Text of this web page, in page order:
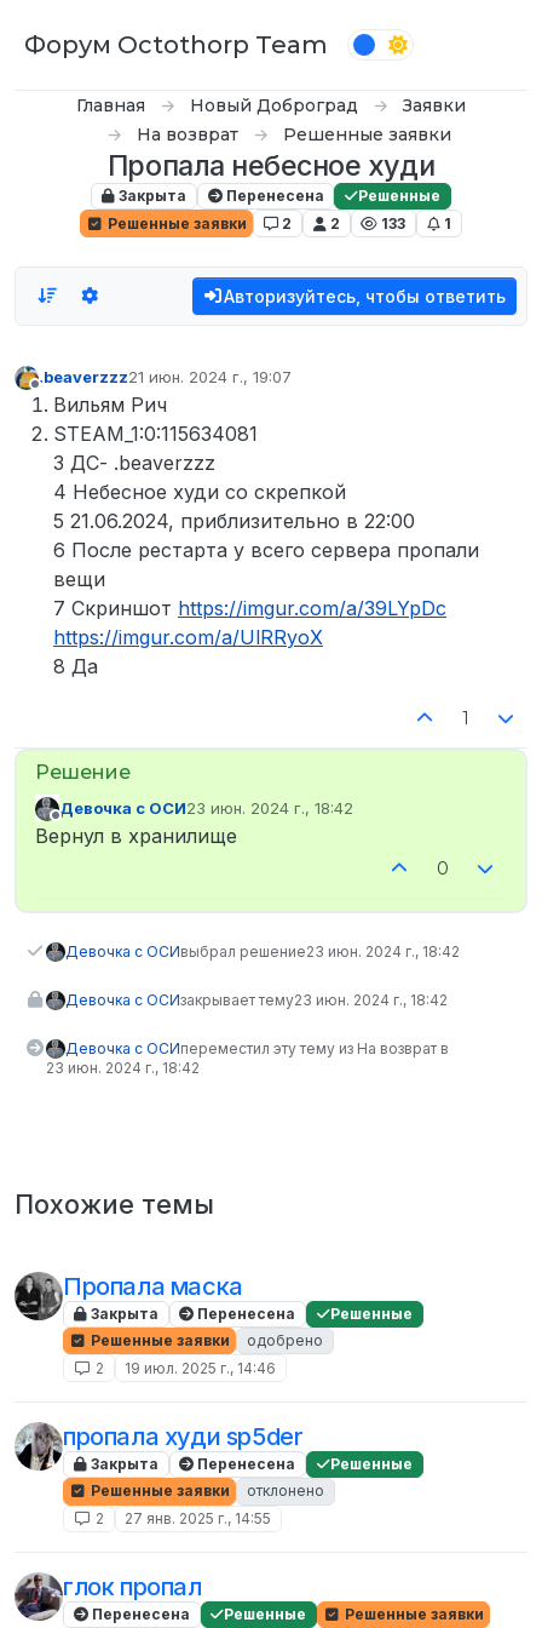
Форум Octothorp Team
Главная Новый Доброград
Заявки
На возврат
Решенные заявки
Пропала небесное худи
Закрыта Перенесена
Решенные
Решенные заявки
2 2 133 1
Авторизуйтесь, чтобы ответить
Не в сети
.beaverzzz21 июн. 2024 г., 19:07
отредактировано
Вильям Рич
STEAM_1:0:115634081
3 ДС- .beaverzzz
4 Небесное худи со скрепкой
5 21.06.2024, приблизительно в 22:00
6 После рестарта у всего сервера пропали
вещи
7 Скриншот https://imgur.com/a/39LYpDc
https://imgur.com/a/UlRRyoX
8 Да
1
Не в сети
Девочка с ОСИ23 июн. 2024 г., 18:42
отредактировано
Вернул в хранилище
0
Девочка с ОСИвыбрал решение23 июн. 2024 г., 18:42
Девочка с ОСИзакрывает тему23 июн. 2024 г., 18:42
Девочка с ОСИпереместил эту тему из На возврат в
23 июн. 2024 г., 18:42
Похожие темы
Пропала маска
Закрыта Перенесена
Решенные
Решенные заявки
одобрено
2
19 июл. 2025 г., 14:46
пропала худи sp5der
Закрыта Перенесена
Решенные
Решенные заявки
отклонено
2
27 янв. 2025 г., 14:55
глок пропал
Перенесена Решенные Решенные заявки